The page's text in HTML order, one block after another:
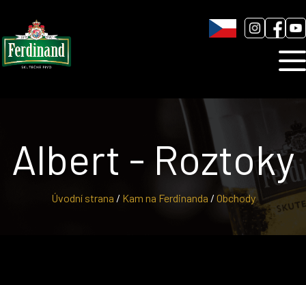
Blog
Úvodní strana / Kam na Ferdinanda / Obchody
Albert - Roztoky